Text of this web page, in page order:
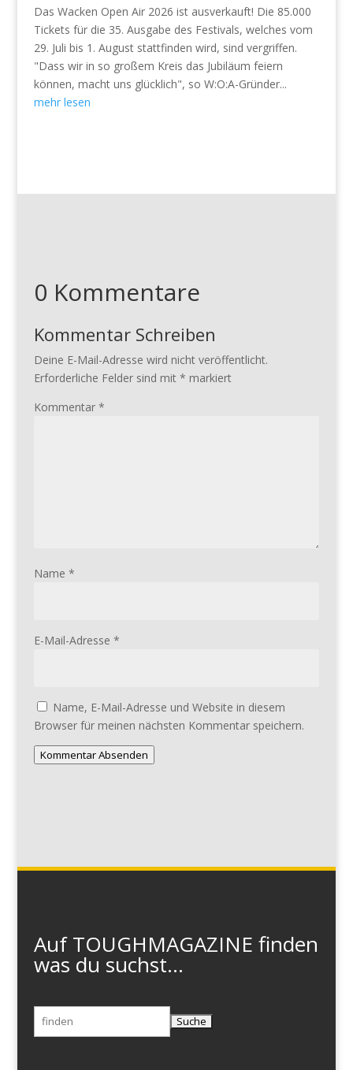
Das Wacken Open Air 2026 ist ausverkauft! Die 85.000
Tickets für die 35. Ausgabe des Festivals, welches vom
29. Juli bis 1. August stattfinden wird, sind vergriffen.
"Dass wir in so großem Kreis das Jubiläum feiern
können, macht uns glücklich", so W:O:A-Gründer...
mehr lesen
0 Kommentare
Kommentar Schreiben
Deine E-Mail-Adresse wird nicht veröffentlicht.
Erforderliche Felder sind mit * markiert
Kommentar *
Name *
E-Mail-Adresse *
Name, E-Mail-Adresse und Website in diesem
Browser für meinen nächsten Kommentar speichern.
Kommentar Absenden
Auf TOUGHMAGAZINE finden
was du suchst...
Suchen